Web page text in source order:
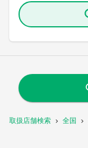
取扱店舗検索 全国